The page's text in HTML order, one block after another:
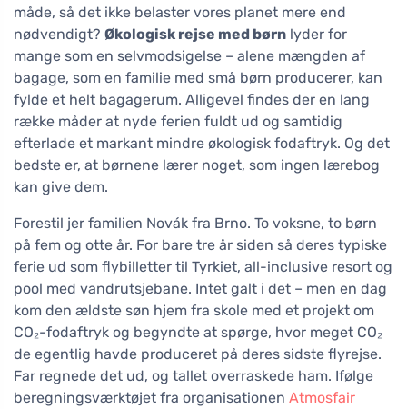
måde, så det ikke belaster vores planet mere end
nødvendigt? Økologisk rejse med børn lyder for
mange som en selvmodsigelse – alene mængden af
bagage, som en familie med små børn producerer, kan
fylde et helt bagagerum. Alligevel findes der en lang
række måder at nyde ferien fuldt ud og samtidig
efterlade et markant mindre økologisk fodaftryk. Og det
bedste er, at børnene lærer noget, som ingen lærebog
kan give dem.
Forestil jer familien Novák fra Brno. To voksne, to børn
på fem og otte år. For bare tre år siden så deres typiske
ferie ud som flybilletter til Tyrkiet, all-inclusive resort og
pool med vandrutsjebane. Intet galt i det – men en dag
kom den ældste søn hjem fra skole med et projekt om
CO₂-fodaftryk og begyndte at spørge, hvor meget CO₂
de egentlig havde produceret på deres sidste flyrejse.
Far regnede det ud, og tallet overraskede ham. Ifølge
beregningsværktøjet fra organisationen Atmosfair